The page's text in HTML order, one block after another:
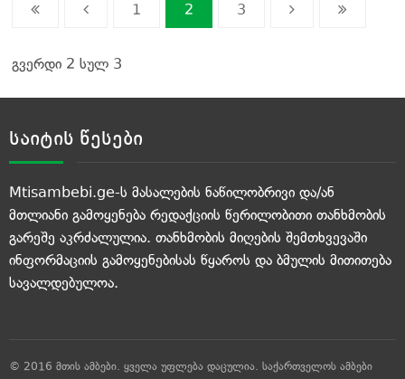
1 2 3
გვერდი 2 სულ 3
საიტის წესები
Mtisambebi.ge-ს მასალების ნაწილობრივი და/ან
მთლიანი გამოყენება რედაქციის წერილობითი თანხმობის
გარეშე აკრძალულია. თანხმობის მიღების შემთხვევაში
ინფორმაციის გამოყენებისას წყაროს და ბმულის მითითება
სავალდებულოა.
© 2016 მთის ამბები. ყველა უფლება დაცულია. საქართველოს ამბები